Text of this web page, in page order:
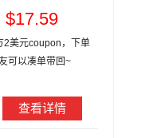
$17.59
2美元coupon，下单
可以凑单带回~
查看详情